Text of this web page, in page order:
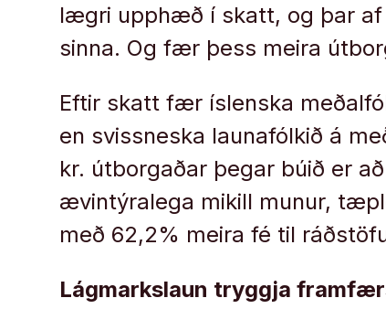
lægri upphæð í skatt, og þar
sinna. Og fær þess meira
Eftir skatt fær íslenska
en svissneska launafólkið á
kr. útborgaðar þegar búið er
ævintýralega mikill munur,
með 62,2% meira fé til
Lágmarkslaun tryggja